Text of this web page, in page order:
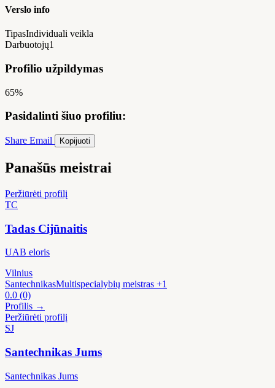
Verslo info
TipasIndividuali veikla
Darbuotojų1
Profilio užpildymas
65%
Pasidalinti šiuo profiliu:
Share Email Kopijuoti
Panašūs meistrai
Peržiūrėti profilį
TC
Tadas Cijūnaitis
UAB eloris
Vilnius
SantechnikasMultispecialybių meistras +1
0.0 (0)
Profilis →
Peržiūrėti profilį
SJ
Santechnikas Jums
Santechnikas Jums